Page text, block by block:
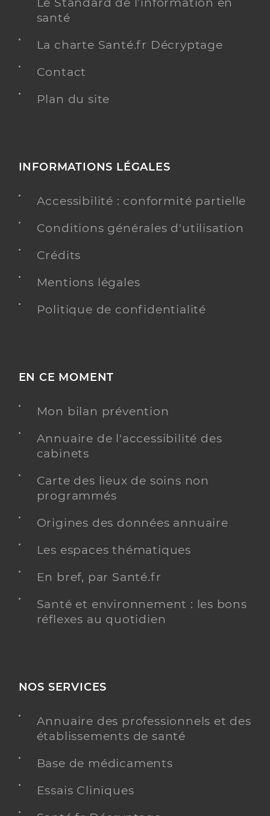
Le Standard de l’information en
santé
La charte Santé.fr Décryptage
Contact
Plan du site
INFORMATIONS LÉGALES
Accessibilité : conformité partielle
Conditions générales d'utilisation
Crédits
Mentions légales
Politique de confidentialité
EN CE MOMENT
Mon bilan prévention
Annuaire de l'accessibilité des
cabinets
Carte des lieux de soins non
programmés
Origines des données annuaire
Les espaces thématiques
En bref, par Santé.fr
Santé et environnement : les bons
réflexes au quotidien
NOS SERVICES
Annuaire des professionnels et des
établissements de santé
Base de médicaments
Essais Cliniques